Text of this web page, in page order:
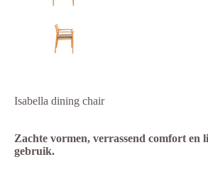
Isabella dining chair
Zachte vormen, verrassend comfort en
gebruik.